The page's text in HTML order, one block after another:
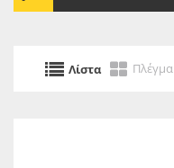
Λίστα Πλέγμα